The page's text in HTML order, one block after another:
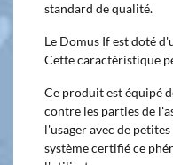
standard de qualité.
Le Domus If est doté
Cette caractéristique
Ce produit est équipé
contre les parties de
l'usager avec de
système certifié ce